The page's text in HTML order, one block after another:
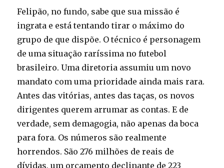
Felipão, no fundo, sabe que sua missão é
ingrata e está tentando tirar o máximo do
grupo de que dispõe. O técnico é personagem
de uma situação raríssima no futebol
brasileiro. Uma diretoria assumiu um novo
mandato com uma prioridade ainda mais rara.
Antes das vitórias, antes das taças, os novos
dirigentes querem arrumar as contas. E de
verdade, sem demagogia, não apenas da boca
para fora. Os números são realmente
horrendos. São 276 milhões de reais de
dívidas, um orçamento declinante de 223